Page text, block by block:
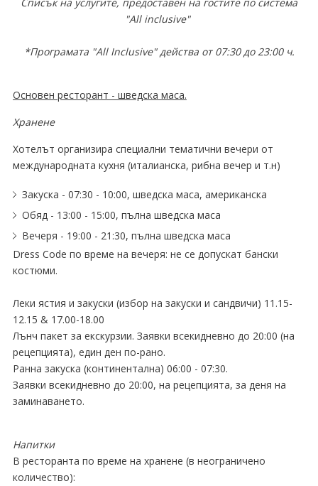
"All inclusive"
*Програмата "All Inclusive" действа от 07:30 до 23:00 ч.
Основен ресторант - шведска маса.
Хранене
Хотелът организира специални тематични вечери от
международната кухня (италианска, рибна вечер и т.н)
Закуска - 07:30 - 10:00, шведска маса, американска
Обяд - 13:00 - 15:00, пълна шведска маса
Вечеря - 19:00 - 21:30, пълна шведска маса
Dress Code по време на вечеря: не се допускат бански
костюми.
Леки ястия и закуски (избор на закуски и сандвичи) 11.15-
12.15 & 17.00-18.00
Лънч пакет за екскурзии. Заявки всекидневно до 20:00 (на
рецепцията), един ден по-рано.
Ранна закуска (континентална) 06:00 - 07:30.
Заявки всекидневно до 20:00, на рецепцията, за деня на
заминаването.
Напитки
В ресторанта по време на хранене (в неограничено
количество):